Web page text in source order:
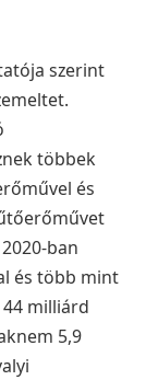
szerint
többek
és
ban
és több mint
milliárd
5,9